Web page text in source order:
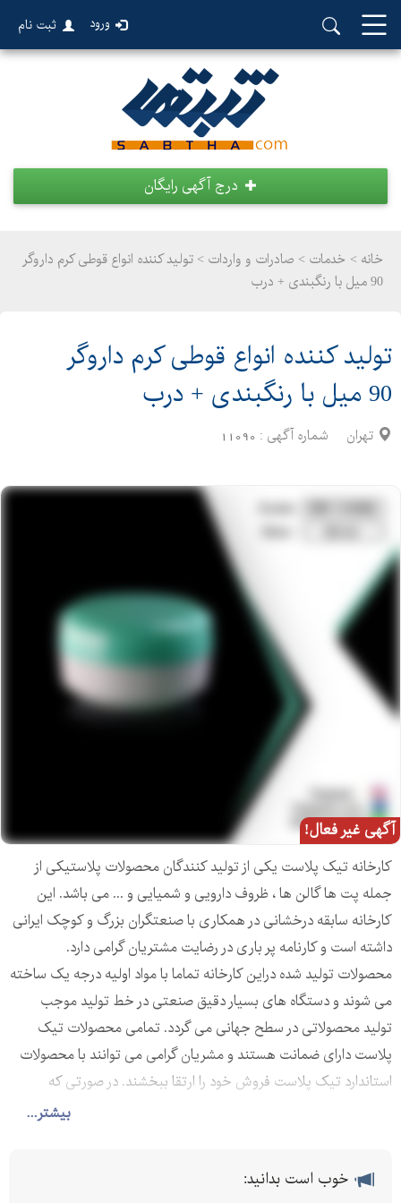
ورود ثبت نام
درج آگهی رایگان
خانه > خدمات > صادرات و واردات > تولید کننده انواع قوطی کرم داروگر
90 میل با رنگبندی + درب
تولید کننده انواع قوطی کرم داروگر
90 میل با رنگبندی + درب
تهران شماره آگهی : 11090
آگهی غیر فعال!
بیشتر...
کارخانه تیک پلاست یکی از تولید کنندگان محصولات پلاستیکی از
جمله پت ها گالن ها ، ظروف دارویی و شمیایی و ... می باشد. این
کارخانه سابقه درخشانی در همکاری با صنعتگران بزرگ و کوچک ایرانی
داشته است و کارنامه پر باری در رضایت مشتریان گرامی دارد.
محصولات تولید شده دراین کارخانه تماما با مواد اولیه درجه یک ساخته
می شوند و دستگاه های بسیار دقیق صنعتی در خط تولید موجب
تولید محصولاتی در سطح جهانی می گردد. تمامی محصولات تیک
پلاست دارای ضمانت هستند و مشریان گرامی می توانند با محصولات
استاندارد تیک پلاست فروش خود را ارتقا ببخشند. در صورتی که
محصول مورد نیاز مشتریان گرامی در بین سبد متنوع محصولات تیک
قوطی کرم گرمی طرح داروگر از جمله محصولات تولیدی تیک پلاست
خوب است بدانید: